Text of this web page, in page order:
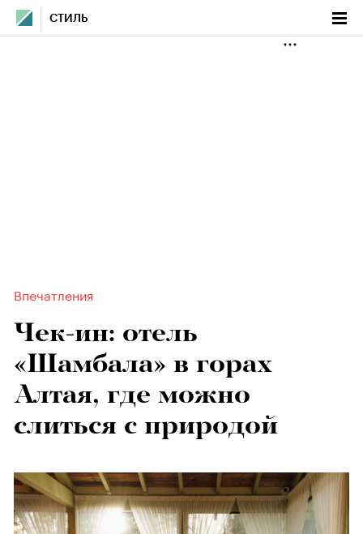
СТИЛЬ
Впечатления
Чек-ин: отель
«Шамбала» в горах
Алтая, где можно
слиться с природой